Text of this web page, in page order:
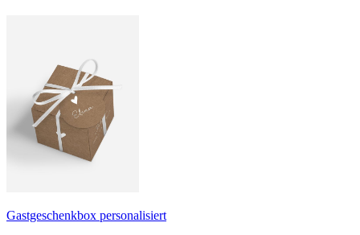
Gastgeschenkbox personalisiert